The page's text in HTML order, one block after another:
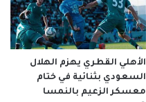
الأهلي القطري يهزم الهلال
السعودي بثنائية في ختام
معسكر الزعيم بالنمسا